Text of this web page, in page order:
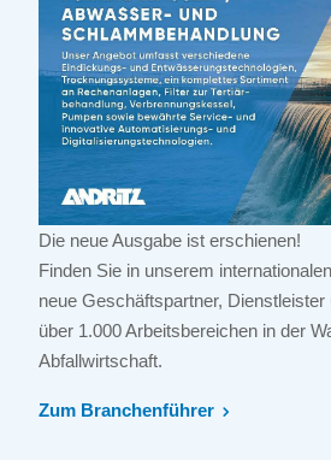
Die neue Ausgabe ist erschienen!
Finden Sie in unserem
neue Geschäftspartner,
über 1.000 Arbeitsbereichen in der
Abfallwirtschaft.
Zum Branchenführer